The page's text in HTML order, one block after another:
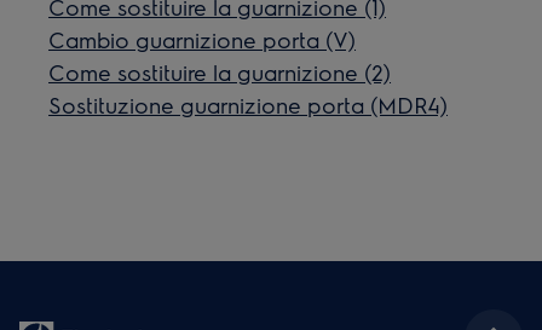
Come sostituire la guarnizione (1)
Cambio guarnizione porta (V)
Come sostituire la guarnizione (2)
Sostituzione guarnizione porta (MDR4)